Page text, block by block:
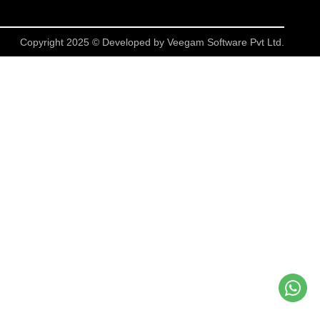
Copyright 2025 © Developed by Veegam Software Pvt Ltd.